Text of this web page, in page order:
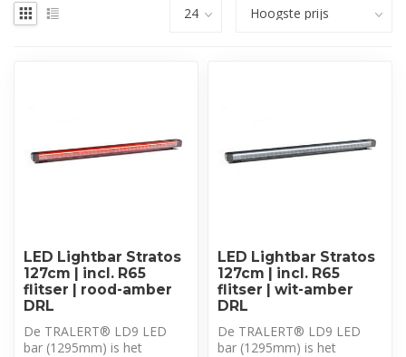
LED Lightbar Stratos
127cm | incl. R65
flitser | rood-amber
DRL
De TRALERT® LD9 LED
bar (1295mm) is het
LED Lightbar Stratos
127cm | incl. R65
flitser | wit-amber
DRL
De TRALERT® LD9 LED
bar (1295mm) is het